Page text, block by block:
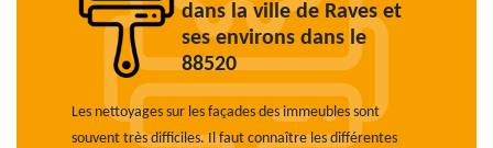
dans la ville de Raves et
ses environs dans le
88520
Les nettoyages sur les façades des immeubles sont
souvent très difficiles. Il faut connaître les différentes